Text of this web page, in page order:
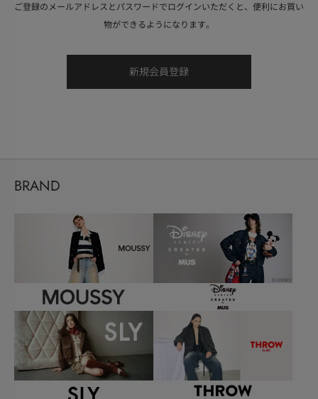
ご登録のメールアドレスとパスワードでログインいただくと、便利にお買い
物ができるようになります。
BRAND